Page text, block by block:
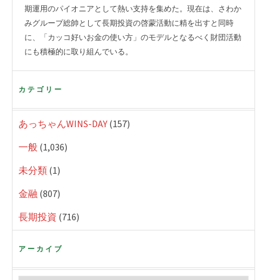
期運用のパイオニアとして熱い支持を集めた。現在は、さわか
みグループ総帥として長期投資の啓蒙活動に精を出すと同時
に、「カッコ好いお金の使い方」のモデルとなるべく財団活動
にも積極的に取り組んでいる。
カテゴリー
あっちゃんWINS-DAY (157)
一般 (1,036)
未分類 (1)
金融 (807)
長期投資 (716)
アーカイブ